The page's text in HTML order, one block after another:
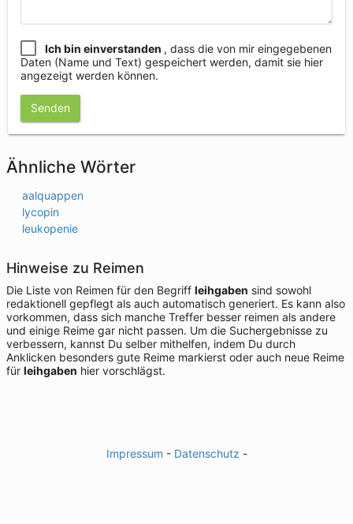
Ich bin einverstanden , dass die von mir eingegebenen
Daten (Name und Text) gespeichert werden, damit sie hier
angezeigt werden können.
Senden
Ähnliche Wörter
aalquappen
lycopin
leukopenie
Hinweise zu Reimen
Die Liste von Reimen für den Begriff leihgaben sind sowohl
redaktionell gepflegt als auch automatisch generiert. Es kann also
vorkommen, dass sich manche Treffer besser reimen als andere
und einige Reime gar nicht passen. Um die Suchergebnisse zu
verbessern, kannst Du selber mithelfen, indem Du durch
Anklicken besonders gute Reime markierst oder auch neue Reime
für leihgaben hier vorschlägst.
Impressum - Datenschutz -